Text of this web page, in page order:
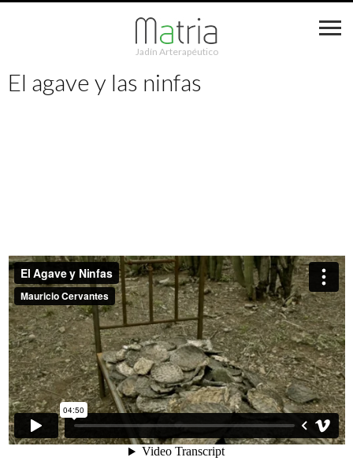
Jadín Arterapéutico
El agave y las ninfas